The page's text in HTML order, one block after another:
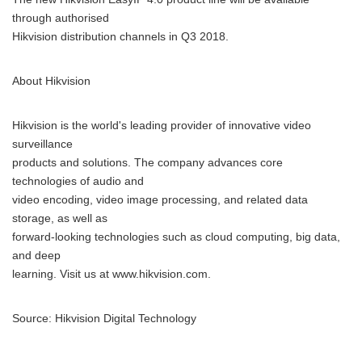
through authorised
Hikvision distribution channels in Q3 2018.
About Hikvision
Hikvision is the world's leading provider of innovative video
surveillance
products and solutions. The company advances core
technologies of audio and
video encoding, video image processing, and related data
storage, as well as
forward-looking technologies such as cloud computing, big data,
and deep
learning. Visit us at www.hikvision.com.
Source: Hikvision Digital Technology
Japanese